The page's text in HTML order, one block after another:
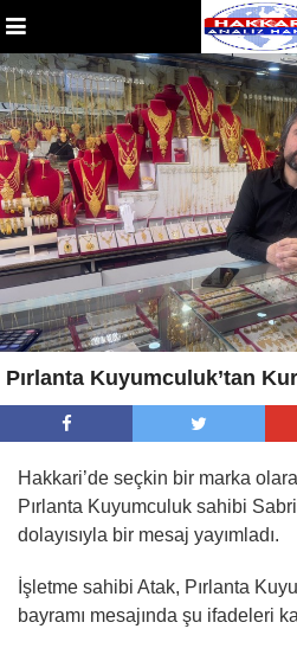
Pırlanta Kuyumculuk’tan
Hakkari’de seçkin bir marka
Pırlanta Kuyumculuk sahibi
dolayısıyla bir mesaj yayımladı.
İşletme sahibi Atak, Pırlanta
bayramı mesajında şu ifadeleri